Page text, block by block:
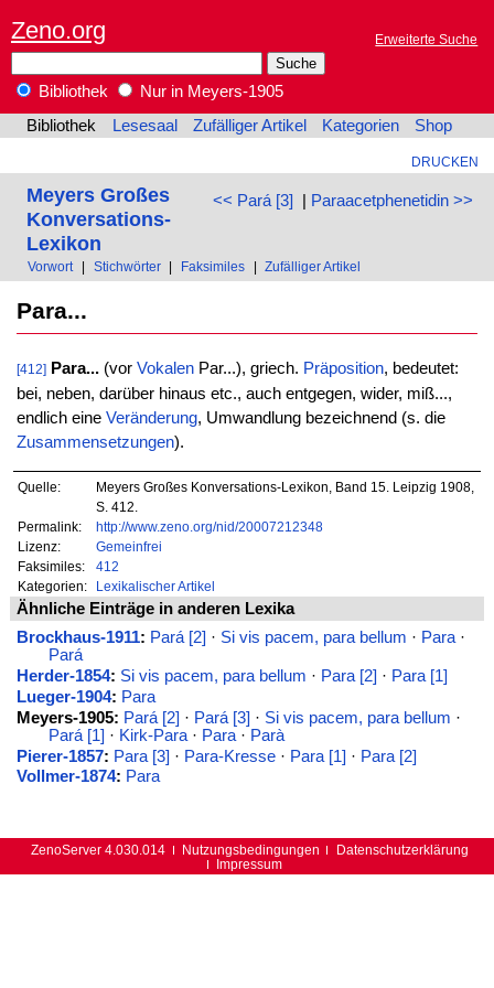
Zeno.org Erweiterte Suche
Bibliothek
Nur in Meyers-1905
Bibliothek
Lesesaal Zufälliger Artikel Kategorien Shop
DRUCKEN
<< Pará [3] | Paraacetphenetidin >>
Meyers Großes
Konversations-
Lexikon
Vorwort Stichwörter Faksimiles Zufälliger Artikel
Para...
[412] Para...(vor VokalenPar...), griech. Präposition, bedeutet:
bei, neben, darüber hinaus etc., auch entgegen, wider, miß...,
endlich eine Veränderung, Umwandlung bezeichnend (s. die
Zusammensetzungen).
Quelle:
Meyers Großes Konversations-Lexikon, Band 15. Leipzig 1908,
S. 412.
Permalink:
http://www.zeno.org/nid/20007212348
Lizenz:
Gemeinfrei
Faksimiles:
412
Kategorien:
Lexikalischer Artikel
Ähnliche Einträge in anderen Lexika
Brockhaus-1911: Pará [2] · Si vis pacem, para bellum · Para·
Pará
Herder-1854: Si vis pacem, para bellum · Para [2] · Para [1]
Lueger-1904: Para
Meyers-1905: Pará [2] · Pará [3] · Si vis pacem, para bellum ·
Pará [1] · Kirk-Para· Para· Parà
Pierer-1857: Para [3] · Para-Kresse· Para [1] · Para [2]
Vollmer-1874: Para
ZenoServer 4.030.014 Nutzungsbedingungen
Datenschutzerklärung
Impressum